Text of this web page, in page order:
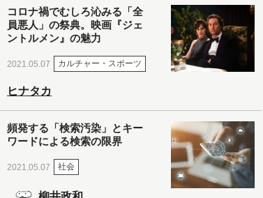
コロナ禍でむしろ沁みる「全
員悪人」の祭典。映画『ジェ
ントルメン』の魅力
2021.05.07 カルチャー・スポーツ
ヒナタカ
頻発する「検索汚染」とキー
ワードによる検索の限界
2021.05.07 社会